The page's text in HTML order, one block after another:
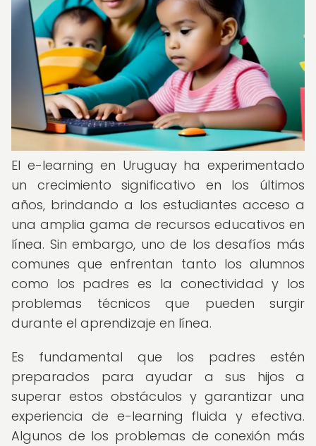
El e-learning en Uruguay ha experimentado
un crecimiento significativo en los últimos
años, brindando a los estudiantes acceso a
una amplia gama de recursos educativos en
línea. Sin embargo, uno de los desafíos más
comunes que enfrentan tanto los alumnos
como los padres es la conectividad y los
problemas técnicos que pueden surgir
durante el aprendizaje en línea.
Es fundamental que los padres estén
preparados para ayudar a sus hijos a
superar estos obstáculos y garantizar una
experiencia de e-learning fluida y efectiva.
Algunos de los problemas de conexión más